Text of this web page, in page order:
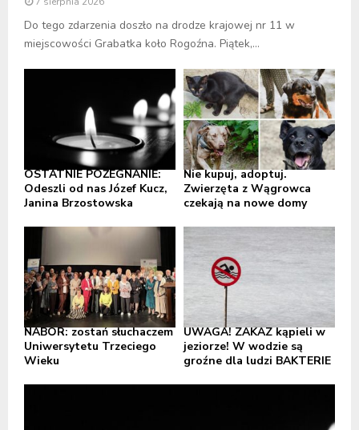
Do tego zdarzenia doszło na drodze krajowej nr 11 w
miejscowości Grabatka koło Rogoźna. Piątek,...
OSTATNIE POŻEGNANIE:
Odeszli od nas Józef Kucz,
Janina Brzostowska
Nie kupuj, adoptuj.
Zwierzęta z Wągrowca
czekają na nowe domy
NABÓR: zostań słuchaczem
Uniwersytetu Trzeciego
Wieku
UWAGA! ZAKAZ kąpieli w
jeziorze! W wodzie są
groźne dla ludzi BAKTERIE